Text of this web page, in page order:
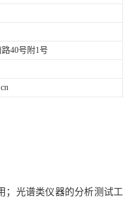
40号附1号
光谱类仪器的分析测试工